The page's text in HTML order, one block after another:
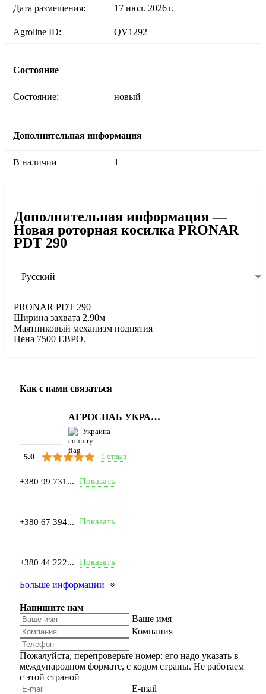
Дата размещения: 17 июл. 2026 г.
Agroline ID: QV1292
Состояние
Состояние: новый
Дополнительная информация
В наличии 1
Дополнительная информация —
Новая роторная косилка PRONAR
PDT 290
Русский
PRONAR PDT 290
Ширина захвата 2,90м
Маятниковый механизм поднятия
Цена 7500 ЕВРО.
Как с нами связаться
АГРОСНАБ УКРАЇНА
Украина
5.0 1 отзыв
+380 99 731... Показать
+380 67 394... Показать
+380 44 222... Показать
Больше информации
Напишите нам
Ваше имя
Компания
Пожалуйста, перепроверьте номер: его надо указать в
международном формате, с кодом страны. Не работаем
с этой страной
E-mail